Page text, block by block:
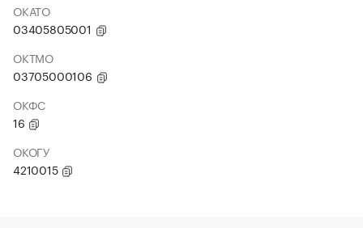
ОКАТО
03405805001
ОКТМО
03705000106
ОКФС
16
ОКОГУ
4210015